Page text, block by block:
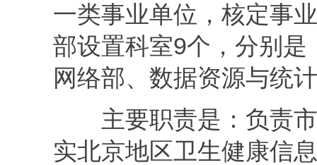
一类事业单位，核定事
部设置科室9个，分别
网络部、数据资源与统
主要职责是：负责
实北京地区卫生健康信